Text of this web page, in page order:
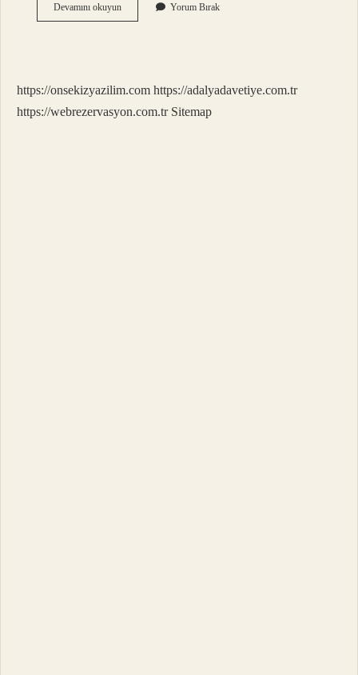
Devamını okuyunKetonların
kimyasal
Yorum Bırak
https://onsekizyazilim.com https://adalyadavetiye.com.tr
https://webrezervasyon.com.tr Sitemap